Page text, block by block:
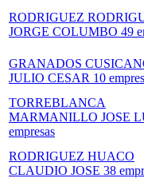
RODRIGUEZ
JORGE COLUMBO 49
GRANADOS
JULIO CESAR 10
TORREBLANCA
MARMANILLO JOSE
empresas
RODRIGUEZ HUACO
CLAUDIO JOSE 38